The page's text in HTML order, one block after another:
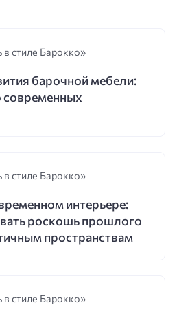
стиле Барокко»
барочной мебели:
стиле Барокко»
интерьере:
роскошь прошлого
пространствам
стиле Барокко»